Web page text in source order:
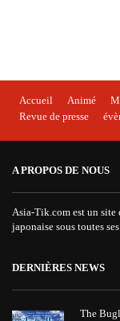
Accueil Animé
Revue de presse
A PROPOS DE NOUS
Asia-Tik.com est un
japonaise sous toutes
DERNIÈRES NEWS
The